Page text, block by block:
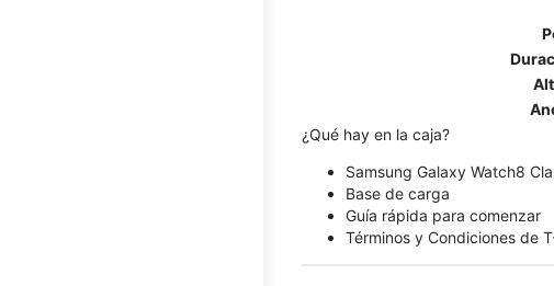
¿Qué hay en la caja?
Samsung Galaxy Watch8
Base de carga
Guía rápida para comenzar
Términos y Condiciones de